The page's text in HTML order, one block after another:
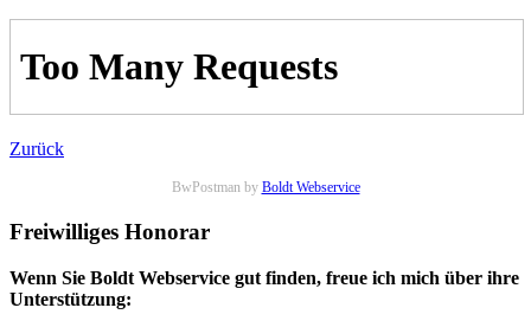
Zurück
BwPostman by Boldt Webservice
Freiwilliges Honorar
Wenn Sie Boldt Webservice gut finden, freue ich mich über ihre
Unterstützung: